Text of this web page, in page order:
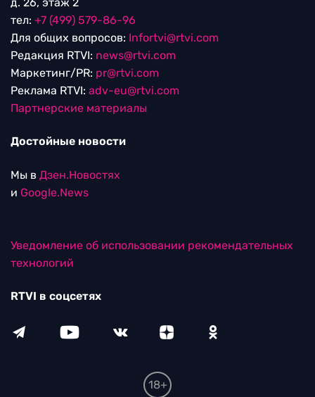
тел: +7 (499) 579-86-96
Для общих вопросов: Infortvi@rtvi.com
Редакция RTVI: news@rtvi.com
Маркетинг/PR: pr@rtvi.com
Реклама RTVI: adv-eu@rtvi.com
Партнерские материалы
Достойные новости
Мы в Дзен.Новостях
и Google.News
Уведомление об использовании рекомендательных
технологий
RTVI в соцсетях
18+